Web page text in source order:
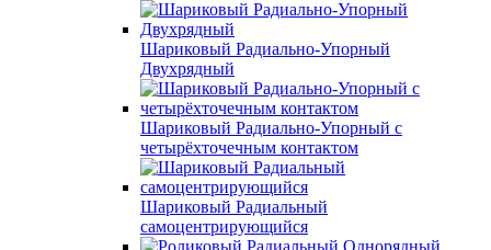
Шариковый Радиально-Упорный
Двухрядный
Шариковый Радиально-Упорный с
четырёхточечным контактом
Шариковый Радиальный
самоцентрирующийся